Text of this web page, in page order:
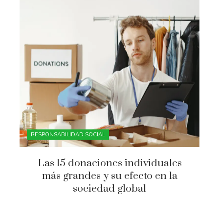
RESPONSABILIDAD SOCIAL
Las 15 donaciones individuales
más grandes y su efecto en la
sociedad global